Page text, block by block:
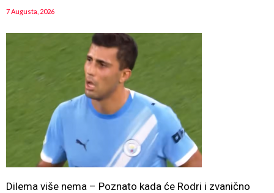
7 Augusta, 2026
Dilema više nema – Poznato kada će Rodri i zvanično